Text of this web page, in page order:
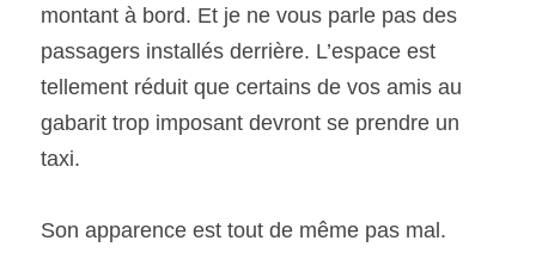
montant à bord. Et je ne vous parle pas des
passagers installés derrière. L’espace est
tellement réduit que certains de vos amis au
gabarit trop imposant devront se prendre un
taxi.
Son apparence est tout de même pas mal.